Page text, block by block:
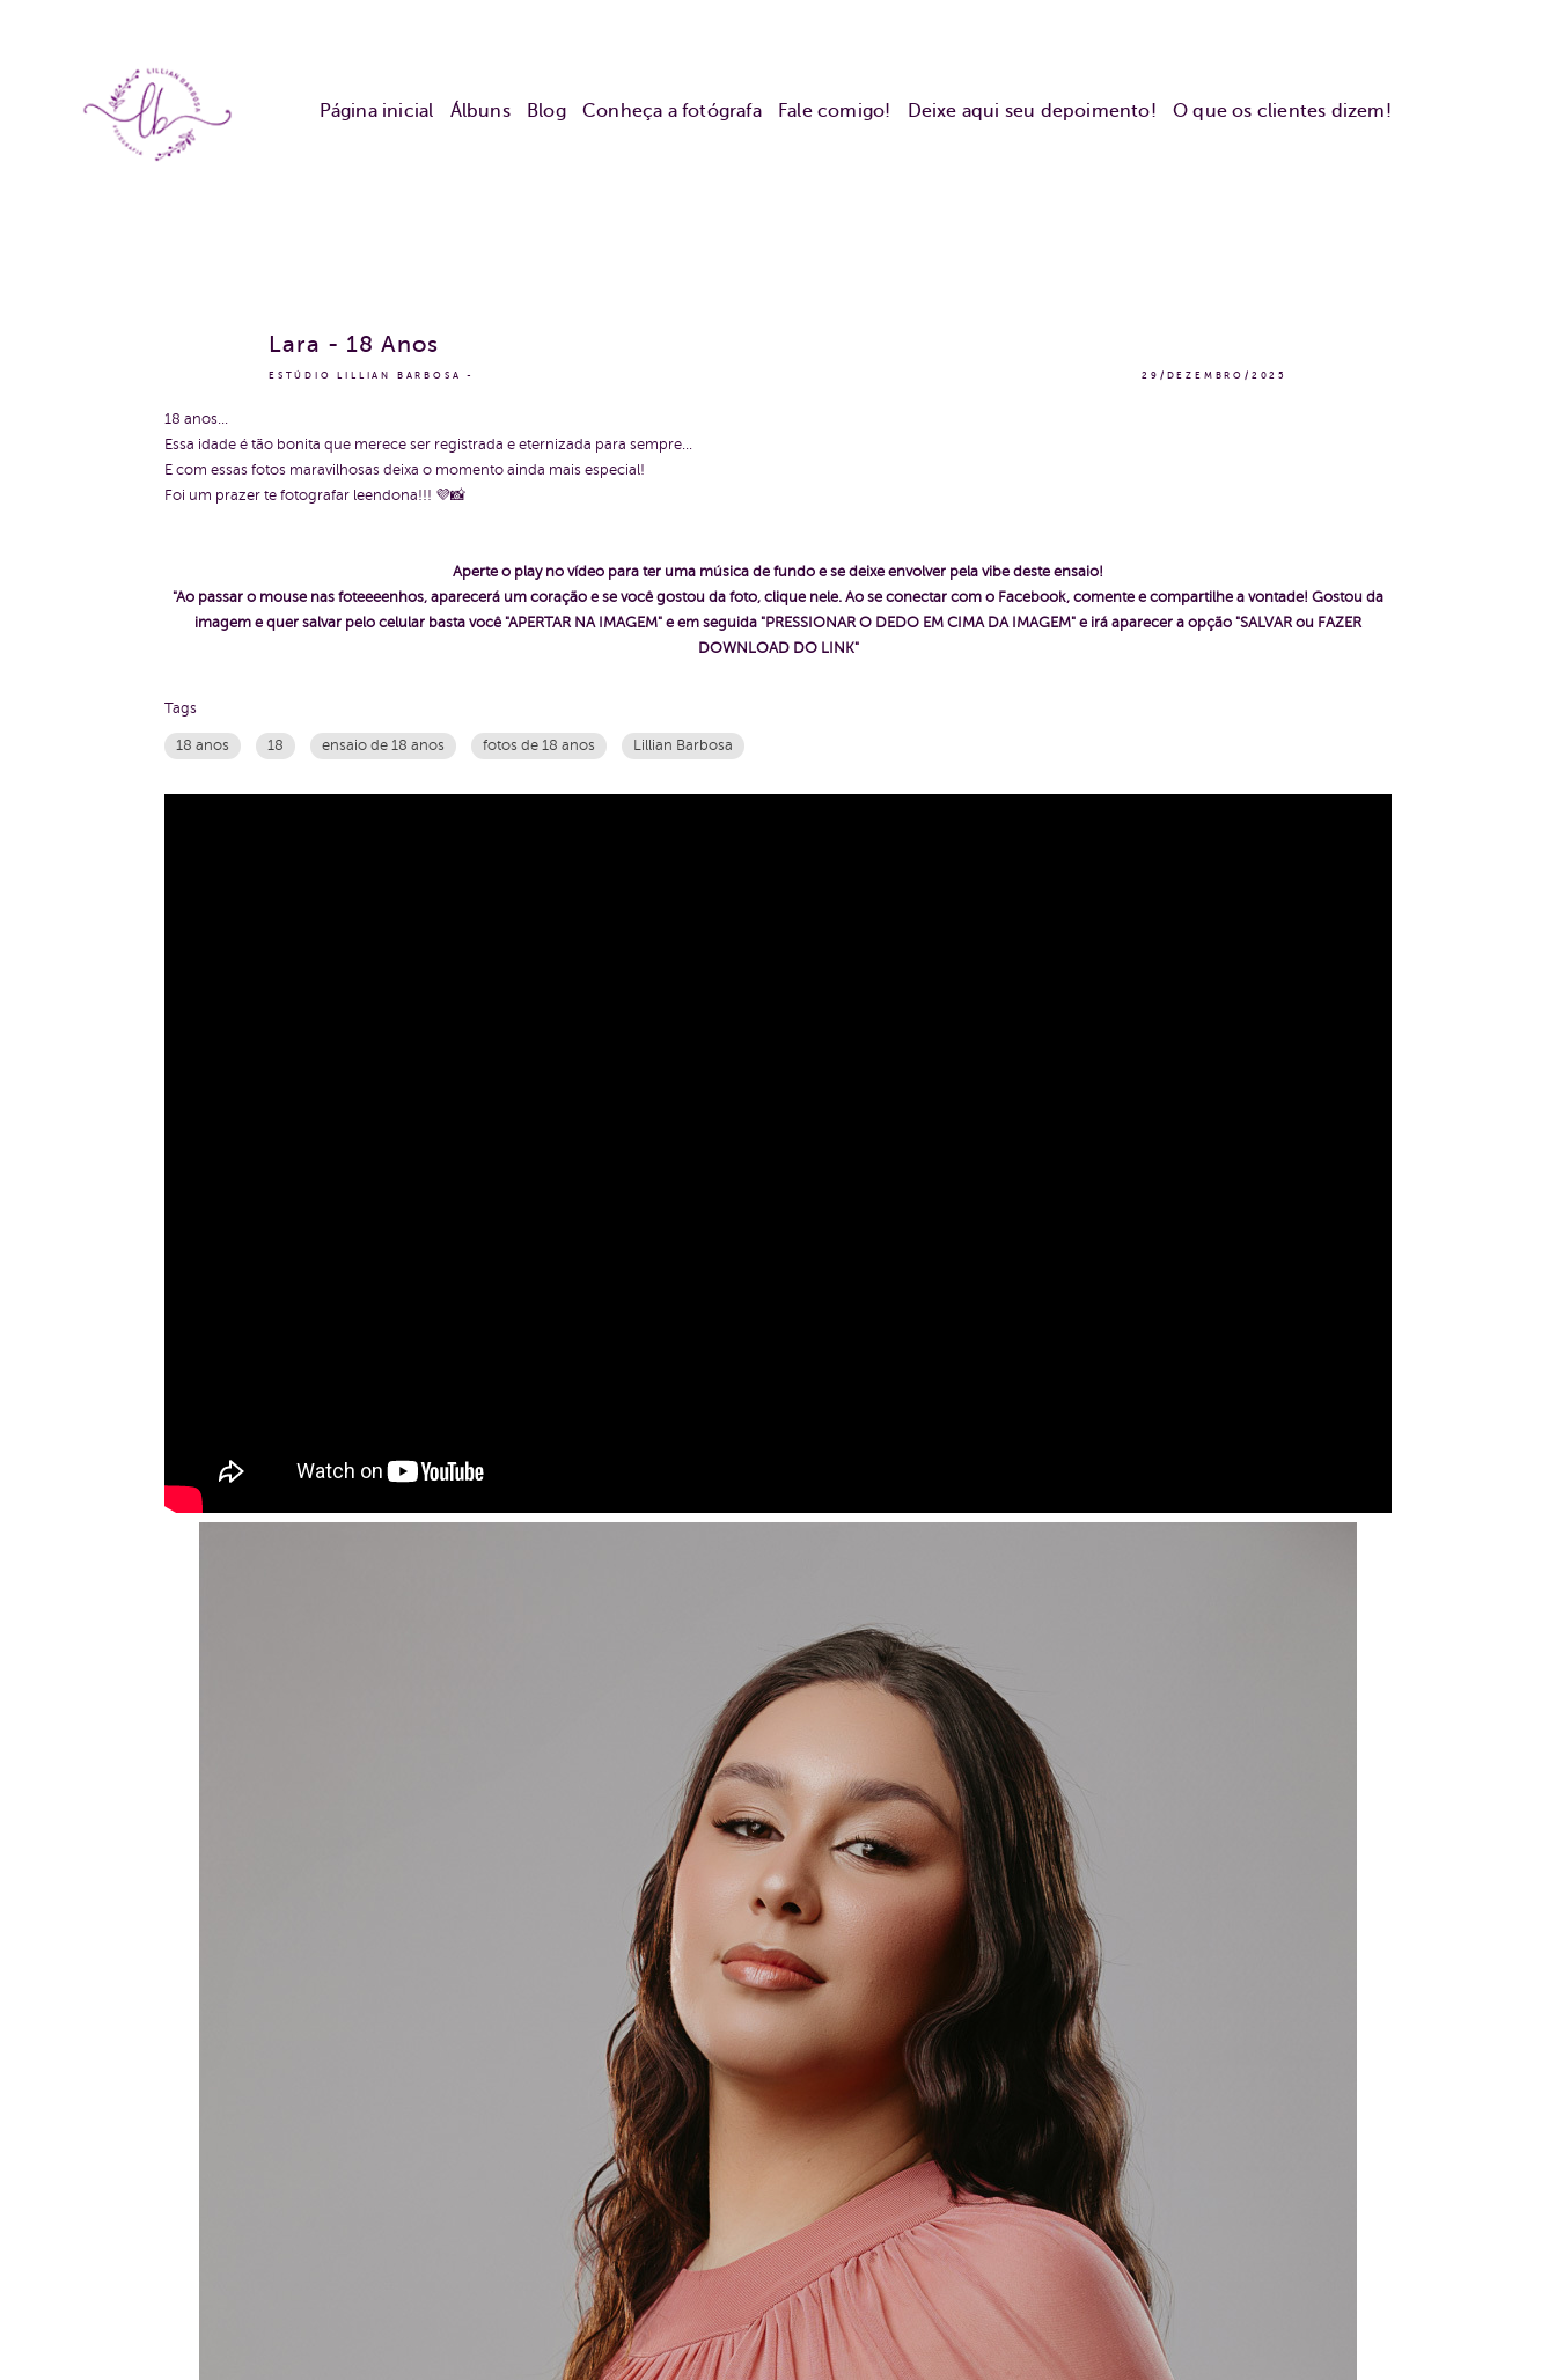
Página inicial Álbuns Blog Conheça a fotógrafa Fale comigo! Deixe aqui seu depoimento! O que os clientes dizem!
ESTÚDIO LILLIAN BARBOSA 29/DEZEMBRO/2025
Lara - 18 Anos
18 anos...
Essa idade é tão bonita que merece ser registrada e eternizada para sempre...
E com essas fotos maravilhosas deixa o momento ainda mais especial!
Foi um prazer te fotografar leendona!!! 💜📸
Aperte o play no vídeo para ter uma música de fundo e se deixe envolver pela vibe deste ensaio!
"Ao passar o mouse nas foteeeenhos, aparecerá um coração e se você gostou da foto, clique nele. Ao se conectar com o Facebook, comente e compartilhe a vontade! Gostou da
imagem e quer salvar pelo celular basta você "APERTAR NA IMAGEM" e em seguida "PRESSIONAR O DEDO EM CIMA DA IMAGEM" e irá aparecer a opção "SALVAR ou FAZER
DOWNLOAD DO LINK"
Tags
18 anos 18 ensaio de 18 anos fotos de 18 anos Lillian Barbosa